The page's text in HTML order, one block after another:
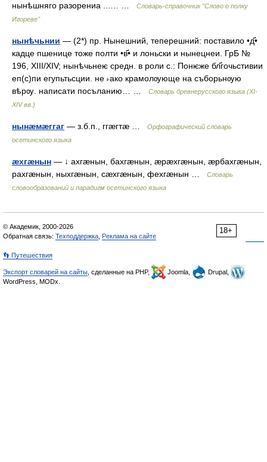
нынѣшняго разорениа ...… …
Словарь-справочник "Слово о полку
Игореве"
нынѣчьнии — (2*) пр. Нынешний, теперешний: поставило •д҃•
кадце пшенице тоже полти •в҃• и лоньски и нынецнеи. ГрБ №
196, XIII/XIV; нынѣчьнеѥ средн. в роли с.: Понѥже бл҃гочьстивии
еп(с)пи егупьтьсции. не ˫ако крамолѹюще на съборьнѹю
вѣрѹ. написати посъланию… …
Словарь древнерусского языка (XI-
XIV вв.)
нынæмæггаг — з.б.п., ггæгтæ …
Орфографический словарь
осетинского языка
æхгæнын — ↓ ахгæнын, бахгæнын, æрæхгæнын, æрбахгæнын,
рахгæнын, ныхгæнын, сæхгæнын, фехгæнын …
Словарь
словообразований и парадигм осетинского языка
18+
© Академик, 2000-2026
Обратная связь: Техподдержка Реклама на сайте
👣 Путешествия
Экспорт словарей на сайты , сделанные на PHP, Joomla,
Drupal,
WordPress, MODx.